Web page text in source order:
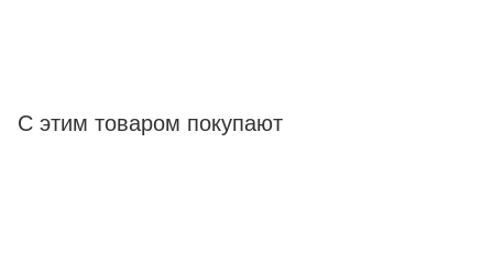
С этим товаром покупают